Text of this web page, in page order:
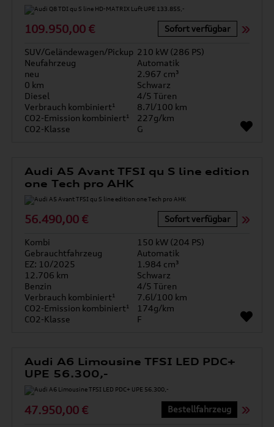
109.950,00 € Sofort verfügbar
SUV/Geländewagen/Pickup 210 kW (286 PS)
Neufahrzeug
Automatik
neu
2.967 cm³
0 km
Schwarz
Diesel
4/5 Türen
Verbrauch kombiniert¹
8.7l/100 km
CO2-Emission kombiniert¹
227g/km
CO2-Klasse
G
Audi A5 Avant TFSI qu S line edition
one Tech pro AHK
56.490,00 € Sofort verfügbar
Kombi
150 kW (204 PS)
Gebrauchtfahrzeug
Automatik
EZ: 10/2025
1.984 cm³
12.706 km
Schwarz
Benzin
4/5 Türen
Verbrauch kombiniert¹
7.6l/100 km
CO2-Emission kombiniert¹
174g/km
CO2-Klasse
F
Audi A6 Limousine TFSI LED PDC+
UPE 56.300,-
47.950,00 € Bestellfahrzeug